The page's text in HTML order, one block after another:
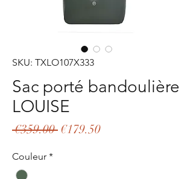
SKU: TXLO107X333
Sac porté bandoulière
LOUISE
€359.00 Regular
€179.50Sale
Couleur *